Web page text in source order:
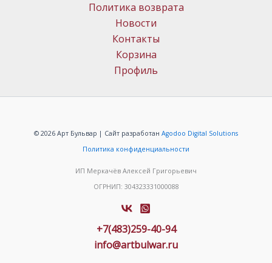
Политика возврата
Новости
Контакты
Корзина
Профиль
© 2026 Арт Бульвар | Сайт разработан Agodoo Digital Solutions
Политика конфиденциальности
ИП Меркачёв Алексей Григорьевич
ОГРНИП: 304323331000088
+7(483)259-40-94
info@artbulwar.ru